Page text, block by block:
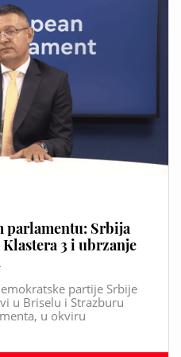
parlamentu: Srbija
3 i ubrzanje
partije Srbije
u Briselu i Strazburu
u okviru